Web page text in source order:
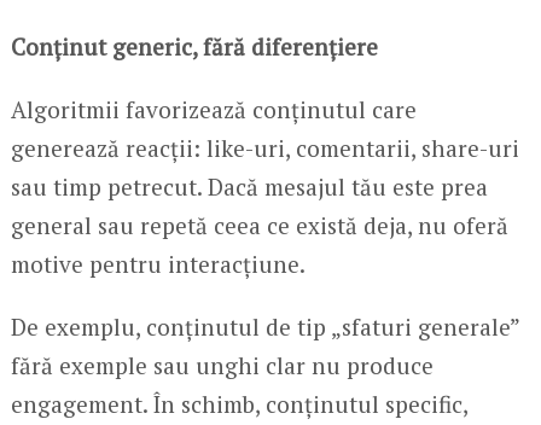
Conținut generic, fără diferențiere
Algoritmii favorizează conținutul care
generează reacții: like-uri, comentarii, share-uri
sau timp petrecut. Dacă mesajul tău este prea
general sau repetă ceea ce există deja, nu oferă
motive pentru interacțiune.
De exemplu, conținutul de tip „sfaturi generale”
fără exemple sau unghi clar nu produce
engagement. În schimb, conținutul specific,